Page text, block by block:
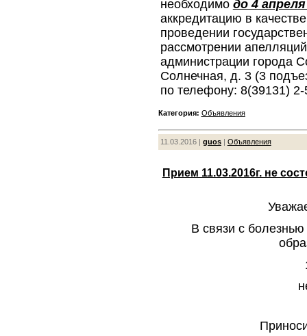
необходимо до 4
аккредитацию в
проведении
рассмотрении
администрации города
Солнечная, д. 3 (3
по телефону: 8(39131)
Категория: Объявления
11.03.2016 | guos| Объявления
Прием 11.03.2016г. не
В связи с